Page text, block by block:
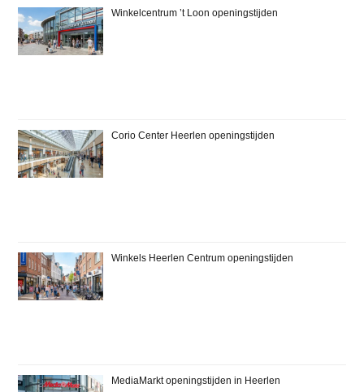
Winkelcentrum ’t Loon openingstijden
Corio Center Heerlen openingstijden
Winkels Heerlen Centrum openingstijden
MediaMarkt openingstijden in Heerlen